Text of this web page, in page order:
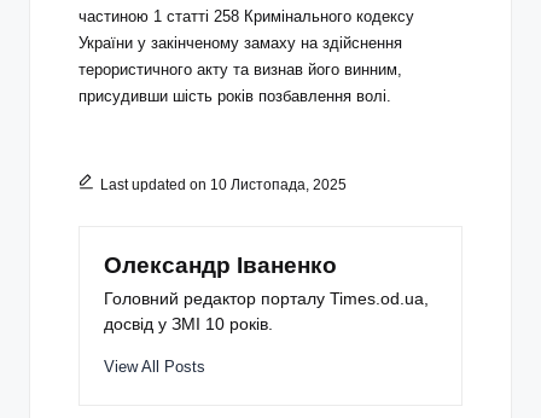
частиною 1 статті 258 Кримінального кодексу
України у закінченому замаху на здійснення
терористичного акту та визнав його винним,
присудивши шість років позбавлення волі.
Last updated on 10 Листопада, 2025
Олександр Іваненко
Головний редактор порталу Times.od.ua,
досвід у ЗМІ 10 років.
View All Posts